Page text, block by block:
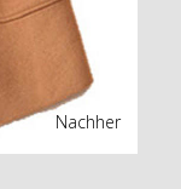
Nachher